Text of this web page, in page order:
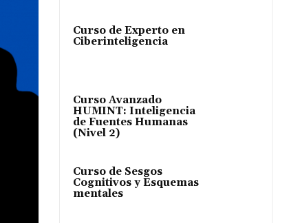
Curso de Experto en
Ciberinteligencia
Curso Avanzado
HUMINT: Inteligencia
de Fuentes Humanas
(Nivel 2)
Curso de Sesgos
Cognitivos y Esquemas
mentales